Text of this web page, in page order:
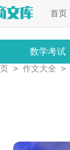
首页
数学考试
> 作文大全 >